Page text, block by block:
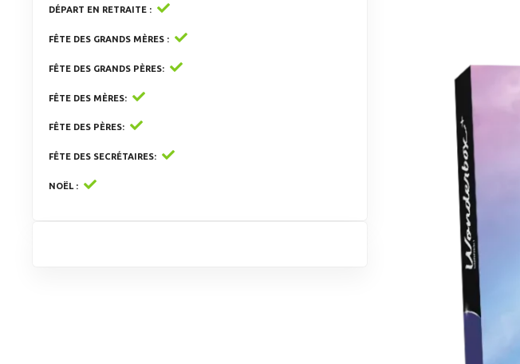
DÉPART EN RETRAITE
FÊTE DES GRANDS MÈRES
FÊTE DES GRANDS PÈRES
FÊTE DES MÈRES
FÊTE DES PÈRES
FÊTE DES SECRÉTAIRES
NOËL